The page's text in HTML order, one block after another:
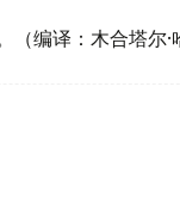
编译：木合塔尔·